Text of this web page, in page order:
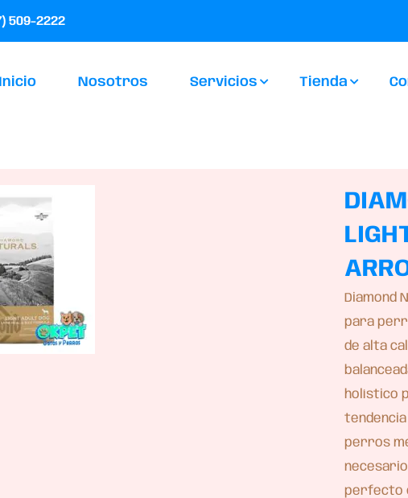
509-2222
Inicio Nosotros Servicios Tienda
LIGHT ADULTO CORDERO Y ARROZ
Diamond
para
de alta
holístico
tendencia
perros
perfecto